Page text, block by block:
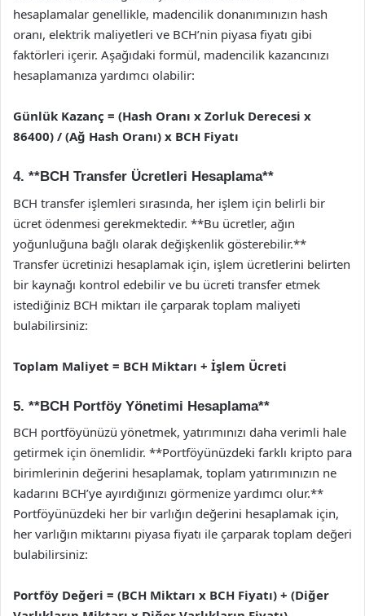
hesaplamalar genellikle, madencilik donanımınızın hash
oranı, elektrik maliyetleri ve BCH’nin piyasa fiyatı gibi
faktörleri içerir. Aşağıdaki formül, madencilik kazancınızı
hesaplamanıza yardımcı olabilir:
Günlük Kazanç = (Hash Oranı x Zorluk Derecesi x
86400) / (Ağ Hash Oranı) x BCH Fiyatı
4. **BCH Transfer Ücretleri Hesaplama**
BCH transfer işlemleri sırasında, her işlem için belirli bir
ücret ödenmesi gerekmektedir. **Bu ücretler, ağın
yoğunluğuna bağlı olarak değişkenlik gösterebilir.**
Transfer ücretinizi hesaplamak için, işlem ücretlerini belirten
bir kaynağı kontrol edebilir ve bu ücreti transfer etmek
istediğiniz BCH miktarı ile çarparak toplam maliyeti
bulabilirsiniz:
Toplam Maliyet = BCH Miktarı + İşlem Ücreti
5. **BCH Portföy Yönetimi Hesaplama**
BCH portföyünüzü yönetmek, yatırımınızı daha verimli hale
getirmek için önemlidir. **Portföyünüzdeki farklı kripto para
birimlerinin değerini hesaplamak, toplam yatırımınızın ne
kadarını BCH’ye ayırdığınızı görmenize yardımcı olur.**
Portföyünüzdeki her bir varlığın değerini hesaplamak için,
her varlığın miktarını piyasa fiyatı ile çarparak toplam değeri
bulabilirsiniz:
Portföy Değeri = (BCH Miktarı x BCH Fiyatı) + (Diğer